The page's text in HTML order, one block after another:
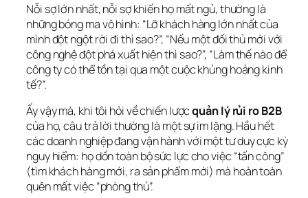
Nỗi sợ lớn nhất, nỗi sợ khiến họ mất ngủ, thường là
những bóng ma vô hình: “Lỡ khách hàng lớn nhất của
mình đột ngột rời đi thì sao?”, “Nếu một đối thủ mới với
công nghệ đột phá xuất hiện thì sao?”, “Làm thế nào để
công ty có thể tồn tại qua một cuộc khủng hoảng kinh
tế?”.
Ấy vậy mà, khi tôi hỏi về chiến lược quản lý rủi ro B2B
của họ, câu trả lời thường là một sự im lặng. Hầu hết
các doanh nghiệp đang vận hành với một tư duy cực kỳ
nguy hiểm: họ dồn toàn bộ sức lực cho việc “tấn công”
(tìm khách hàng mới, ra sản phẩm mới) mà hoàn toàn
quên mất việc “phòng thủ”.